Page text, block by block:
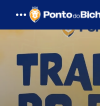
Menu